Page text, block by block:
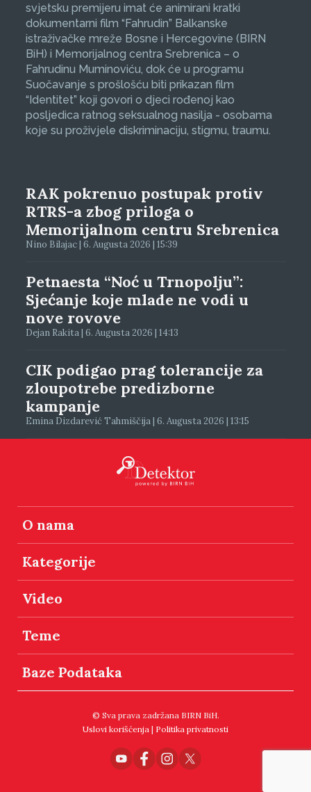
svjetsku premijeru imat će animirani kratki
dokumentarni film “Fahrudin” Balkanske
istraživačke mreže Bosne i Hercegovine (BIRN
BiH) i Memorijalnog centra Srebrenica – o
Fahrudinu Muminoviću, dok će u programu
Suočavanje s prošlošću biti prikazan film
“Identitet” koji govori o djeci rođenoj kao
posljedica ratnog seksualnog nasilja - osobama
koje su proživjele diskriminaciju, stigmu, traumu.
RAK pokrenuo postupak protiv
RTRS-a zbog priloga o
Memorijalnom centru Srebrenica
Nino Bilajac | 6. Augusta 2026 | 15:39
Petnaesta “Noć u Trnopolju”:
Sjećanje koje mlade ne vodi u
nove rovove
Dejan Rakita | 6. Augusta 2026 | 14:13
CIK podigao prag tolerancije za
zloupotrebe predizborne
kampanje
Emina Dizdarević Tahmiščija | 6. Augusta 2026 | 13:15
O nama
Kategorije
Video
Teme
Baze Podataka
© Sva prava zadržana BIRN BiH.
Uslovi korišćenja | Politika privatnosti